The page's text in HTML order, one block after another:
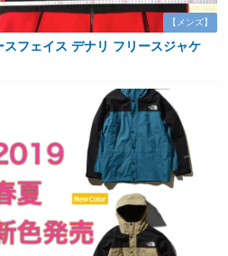
【メンズ】
スフェイス デナリ フリースジャケ